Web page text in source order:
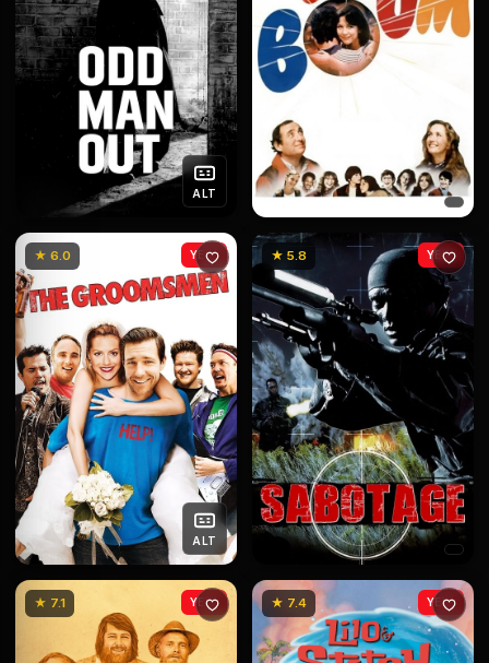
ALT
★ 6.0
ALT
YENİ ★ 5.8 YENİ
★ 7.1 YENİ ★ 7.4 YENİ